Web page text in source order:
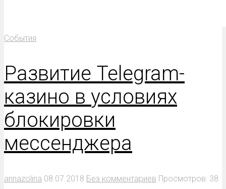
События
Развитие Telegram-
казино в условиях
блокировки
мессенджера
annazolina 08.07.2018 Без комментариев Просмотров: 38